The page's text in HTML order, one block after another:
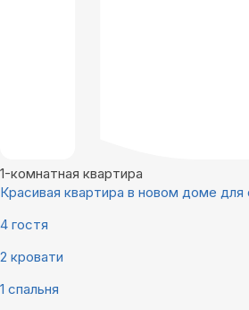
1-комнатная квартира
Красивая квартира в новом доме
4 гостя
2 кровати
1 спальня